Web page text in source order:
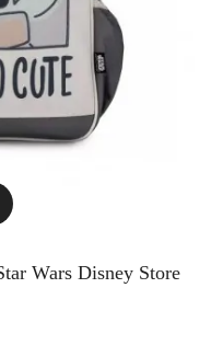
Wars Disney Store